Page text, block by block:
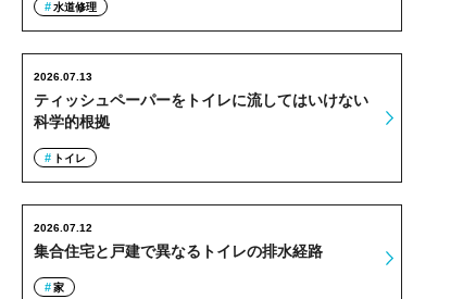
水道修理
ティッシュペーパーをトイレに流してはいけない
科学的根拠
2026.07.13
トイレ
集合住宅と戸建で異なるトイレの排水経路
2026.07.12
家